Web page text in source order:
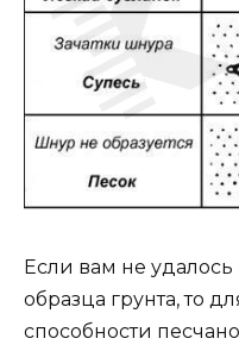
Если вам не удалось
образца грунта, то
способности